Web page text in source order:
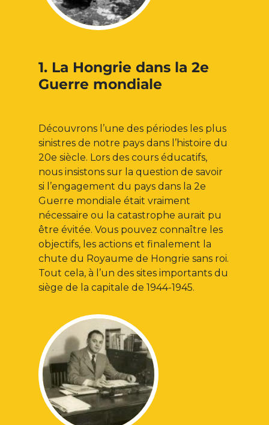
1. La Hongrie dans la 2e
Guerre mondiale
Découvrons l’une des périodes les plus
sinistres de notre pays dans l’histoire du
20e siècle. Lors des cours éducatifs,
nous insistons sur la question de savoir
si l’engagement du pays dans la 2e
Guerre mondiale était vraiment
nécessaire ou la catastrophe aurait pu
être évitée. Vous pouvez connaître les
objectifs, les actions et finalement la
chute du Royaume de Hongrie sans roi.
Tout cela, à l’un des sites importants du
siège de la capitale de 1944-1945.